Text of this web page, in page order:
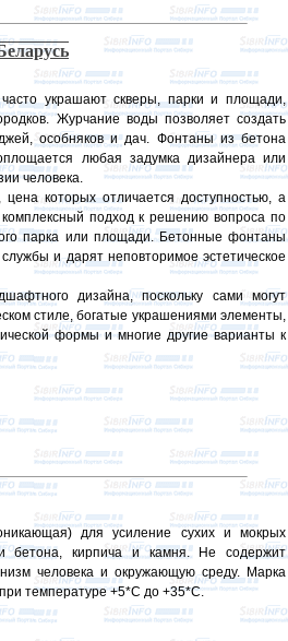
украшают скверы, парки и площади,
Журчание воды позволяет создать
особняков и дач. Фонтаны из бетона
любая задумка дизайнера или
человека.
которых отличается доступностью, а
подход к решению вопроса по
парка или площади. Бетонные фонтаны
и дарят неповторимое эстетическое
дизайна, поскольку сами могут
стиле, богатые украшениями элементы,
формы и многие другие варианты к
для усиление сухих и мокрых
бетона, кирпича и камня. Не содержит
человека и окружающую среду. Марка
температуре +5*С до +35*С.